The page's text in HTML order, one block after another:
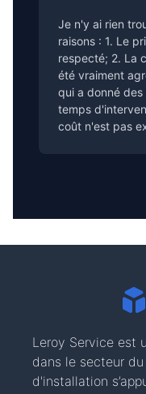
Je n'y ai rien
raisons : 1. Le
respecté; 2. La
été vraiment
qui a donné
temps
coût n'est pas
Leroy Service est
dans le secteur
d'installation